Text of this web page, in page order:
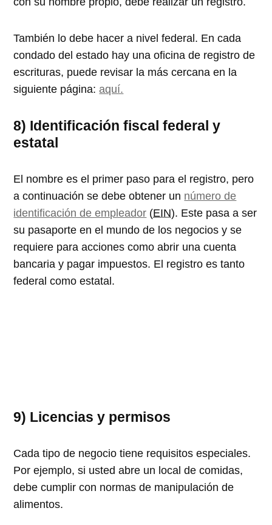
También lo debe hacer a nivel federal. En cada
condado del estado hay una oficina de registro de
escrituras, puede revisar la más cercana en la
siguiente página:aquí.
8) Identificación fiscal federal y
estatal
El nombre es el primer paso para el registro, pero
a continuación se debe obtener un número de
identificación de empleador (EIN). Este pasa a ser
su pasaporte en el mundo de los negocios y se
requiere para acciones como abrir una cuenta
bancaria y pagar impuestos. El registro es tanto
federal como estatal.
9) Licencias y permisos
Cada tipo de negocio tiene requisitos especiales.
Por ejemplo, si usted abre un local de comidas,
debe cumplir con normas de manipulación de
alimentos.